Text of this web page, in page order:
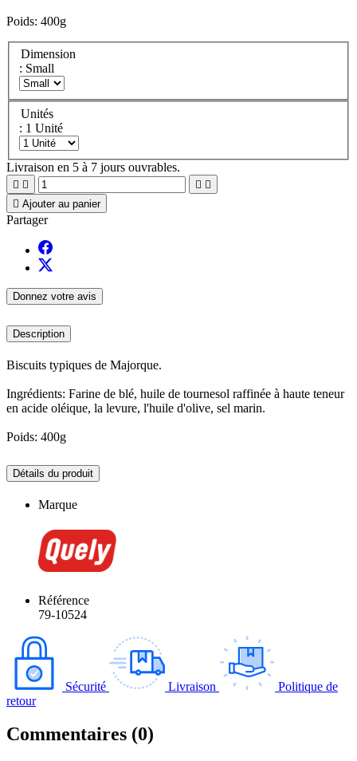
Poids: 400g
Dimension
: Small
Unités
: 1 Unité
Livraison en 5 à 7 jours ouvrables.
   
 Ajouter au panier
Partager
Donnez votre avis
Description
Biscuits typiques de Majorque.
Ingrédients: Farine de blé, huile de tournesol raffinée à haute teneur
en acide oléique, la levure, l'huile d'olive, sel marin.
Poids: 400g
Détails du produit
Marque
Référence
79-10524
Sécurité Livraison
Politique de
retour
Commentaires (0)